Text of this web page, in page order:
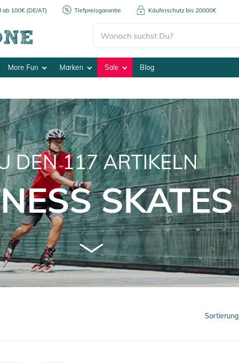
100€ (DE/AT) Tiefpreisgarantie Käuferschutz bis 20000€
More Fun Marken Sale Blog
DEN117ARTIKELN
SKATES
Sortierung